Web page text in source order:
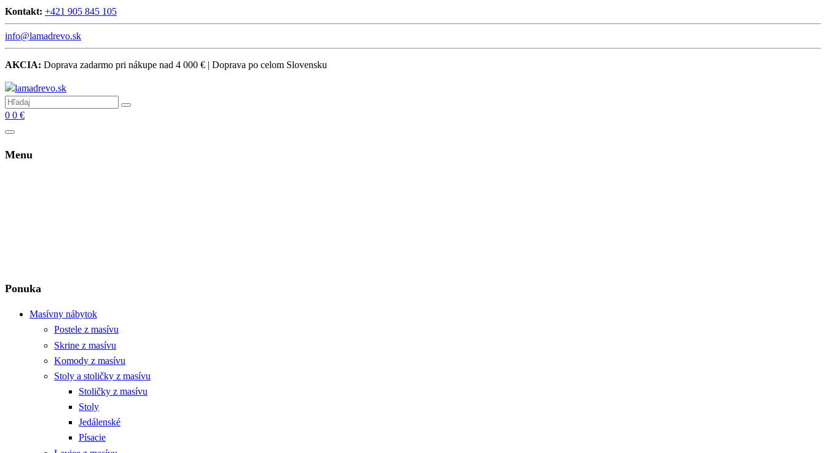
Kontakt: +421 905 845 105
info@lamadrevo.sk
AKCIA: Doprava zadarmo pri nákupe nad 4 000 € | Doprava po celom Slovensku
0 0 €
Menu
Ponuka
Masívny nábytok
Postele z masívu
Skrine z masívu
Komody z masívu
Stoly a stoličky z masívu
Stoličky z masívu
Stoly
Jedálenské
Písacie